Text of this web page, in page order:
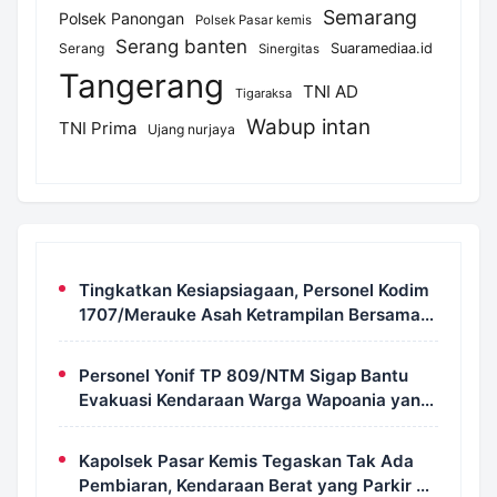
Polsek Panongan Polsek Pasar kemis Semarang
Serang Serang banten Sinergitas Suaramediaa.id
Tangerang Tigaraksa
TNI AD
TNI Prima
Ujang nurjaya Wabup intan
Tingkatkan Kesiapsiagaan, Personel Kodim
1707/Merauke Asah Ketrampilan Bersama
Petugas Damkar
Personel Yonif TP 809/NTM Sigap Bantu
Evakuasi Kendaraan Warga Wapoania yang
Terperosok ke Jurang
Kapolsek Pasar Kemis Tegaskan Tak Ada
Pembiaran, Kendaraan Berat yang Parkir di